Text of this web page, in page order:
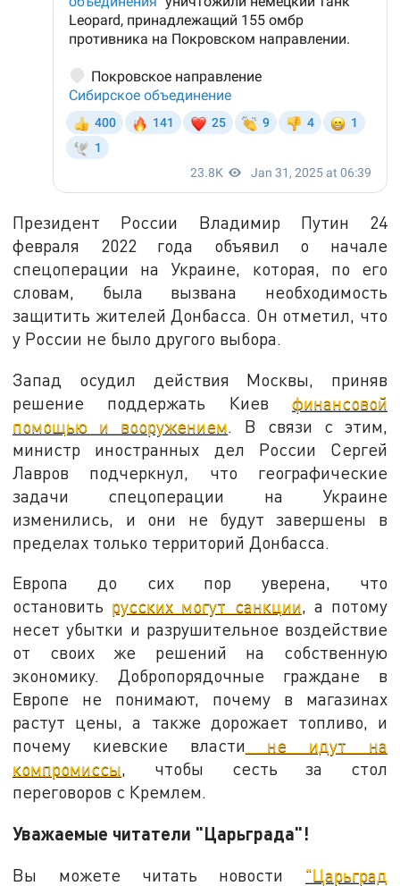
Президент России Владимир Путин 24
февраля 2022 года объявил о начале
спецоперации на Украине, которая, по его
словам, была вызвана необходимость
защитить жителей Донбасса. Он отметил, что
у России не было другого выбора.
Запад осудил действия Москвы, приняв
решение поддержать Киев финансовой
помощью и вооружением. В связи с этим,
министр иностранных дел России Сергей
Лавров подчеркнул, что географические
задачи спецоперации на Украине
изменились, и они не будут завершены в
пределах только территорий Донбасса.
Европа до сих пор уверена, что
остановить русских могут санкции, а потому
несет убытки и разрушительное воздействие
от своих же решений на собственную
экономику. Добропорядочные граждане в
Европе не понимают, почему в магазинах
растут цены, а также дорожает топливо, и
почему киевские власти не идут на
компромиссы, чтобы сесть за стол
переговоров с Кремлем.
Уважаемые читатели "Царьграда"!
Вы можете читать новости "Царьград